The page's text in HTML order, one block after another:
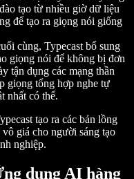
tạo từ nhiều giờ dữ liệu
để tạo ra giọng nói giống
cùng, Typecast bổ sung
giọng nói để không bị đơn
tận dụng các mạng thần
giọng tổng hợp nghe tự
nhất có thể.
tạo ra các bản lồng
giá cho người sáng tạo
nghiệp.
dụng AI hàng